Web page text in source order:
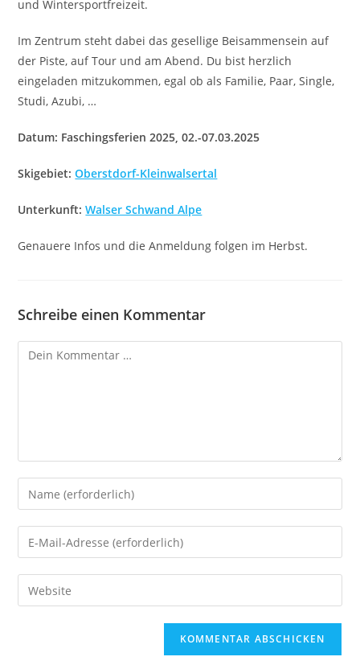
und Wintersportfreizeit.
Im Zentrum steht dabei das gesellige Beisammensein auf
der Piste, auf Tour und am Abend. Du bist herzlich
eingeladen mitzukommen, egal ob als Familie, Paar, Single,
Studi, Azubi, …
Datum: Faschingsferien 2025, 02.-07.03.2025
Skigebiet:Oberstdorf-Kleinwalsertal
Unterkunft:Walser Schwand Alpe
Genauere Infos und die Anmeldung folgen im Herbst.
Schreibe einen Kommentar